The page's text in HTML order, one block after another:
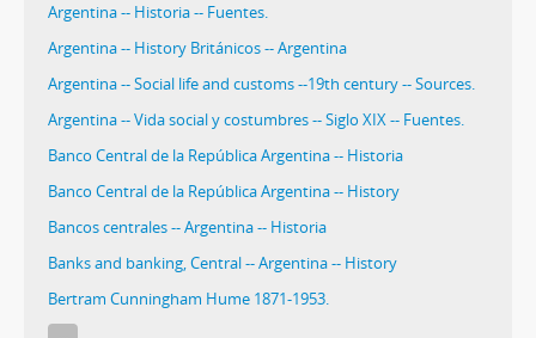
Argentina -- Historia -- Fuentes.
Argentina -- History Británicos -- Argentina
Argentina -- Social life and customs --19th century -- Sources.
Argentina -- Vida social y costumbres -- Siglo XIX -- Fuentes.
Banco Central de la República Argentina -- Historia
Banco Central de la República Argentina -- History
Bancos centrales -- Argentina -- Historia
Banks and banking, Central -- Argentina -- History
Bertram Cunningham Hume 1871-1953.